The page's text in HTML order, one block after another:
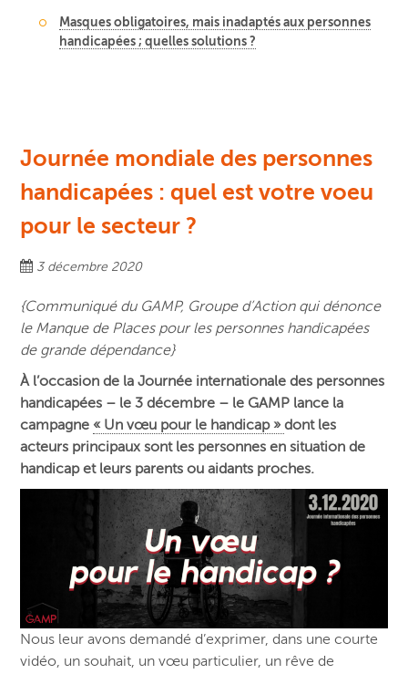
Masques obligatoires, mais inadaptés aux personnes
handicapées ; quelles solutions ?
Journée mondiale des personnes
handicapées : quel est votre voeu
pour le secteur ?
3 décembre 2020
{Communiqué du GAMP, Groupe d’Action qui dénonce
le Manque de Places pour les personnes handicapées
de grande dépendance}
À l’occasion de la Journée internationale des personnes
handicapées – le 3 décembre – le GAMP lance la
campagne « Un vœu pour le handicap »dont les
acteurs principaux sont les personnes en situation de
handicap et leurs parents ou aidants proches.
Nous leur avons demandé d’exprimer, dans une courte
vidéo, un souhait, un vœu particulier, un rêve de